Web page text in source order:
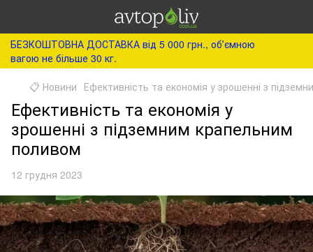
БЕЗКОШТОВНА ДОСТАВКА від 5 000 грн., обʼємною
вагою не більше 30 кг.
📋 Новини Ефективність та економія у зрошенні з
Ефективність та економія у
зрошенні з підземним крапельним
поливом
12 грудня 2023